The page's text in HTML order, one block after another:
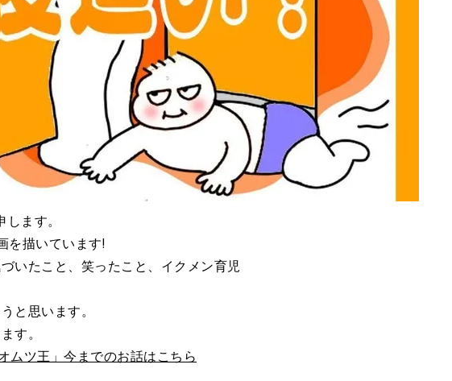
ます。
を描いています!
いたこと、笑ったこと、イクメン育児
と思います。
す。
ムツ王」今までのお話はこちら